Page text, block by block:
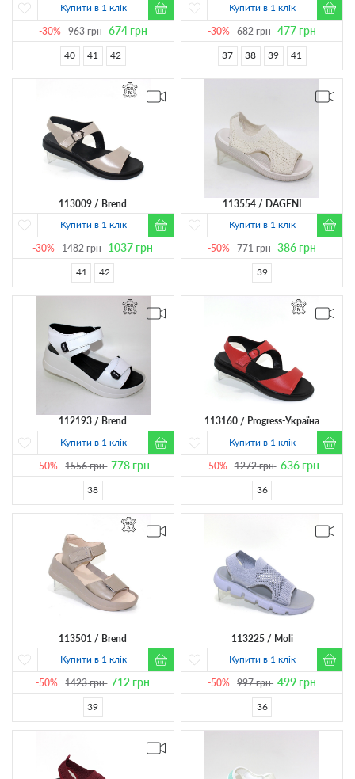
Купити в 1 клік
-30% 963грн 674грн
40 41 42
Купити в 1 клік
-30% 682грн 477 грн
37 38 39 41
113009
Brend
Купити в 1 клік
-30% 1482грн 1037 грн
41 42
113554
DAGENI
Купити в 1 клік
-50% 771грн 386 грн
39
112193
Brend
Купити в 1 клік
-50% 1556грн 778 грн
38
113160
Progress-Україна
Купити в 1 клік
-50% 1272грн 636грн
36
113501
Brend
Купити в 1 клік
-50% 1423грн 712 грн
39
113225
Moli
Купити в 1 клік
-50% 997грн 499 грн
36